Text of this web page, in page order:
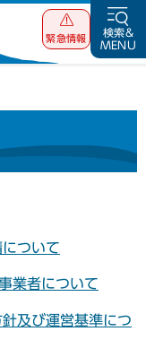
緊急情報
検索&
MENU
ついて
業者について
及び運営基準につ